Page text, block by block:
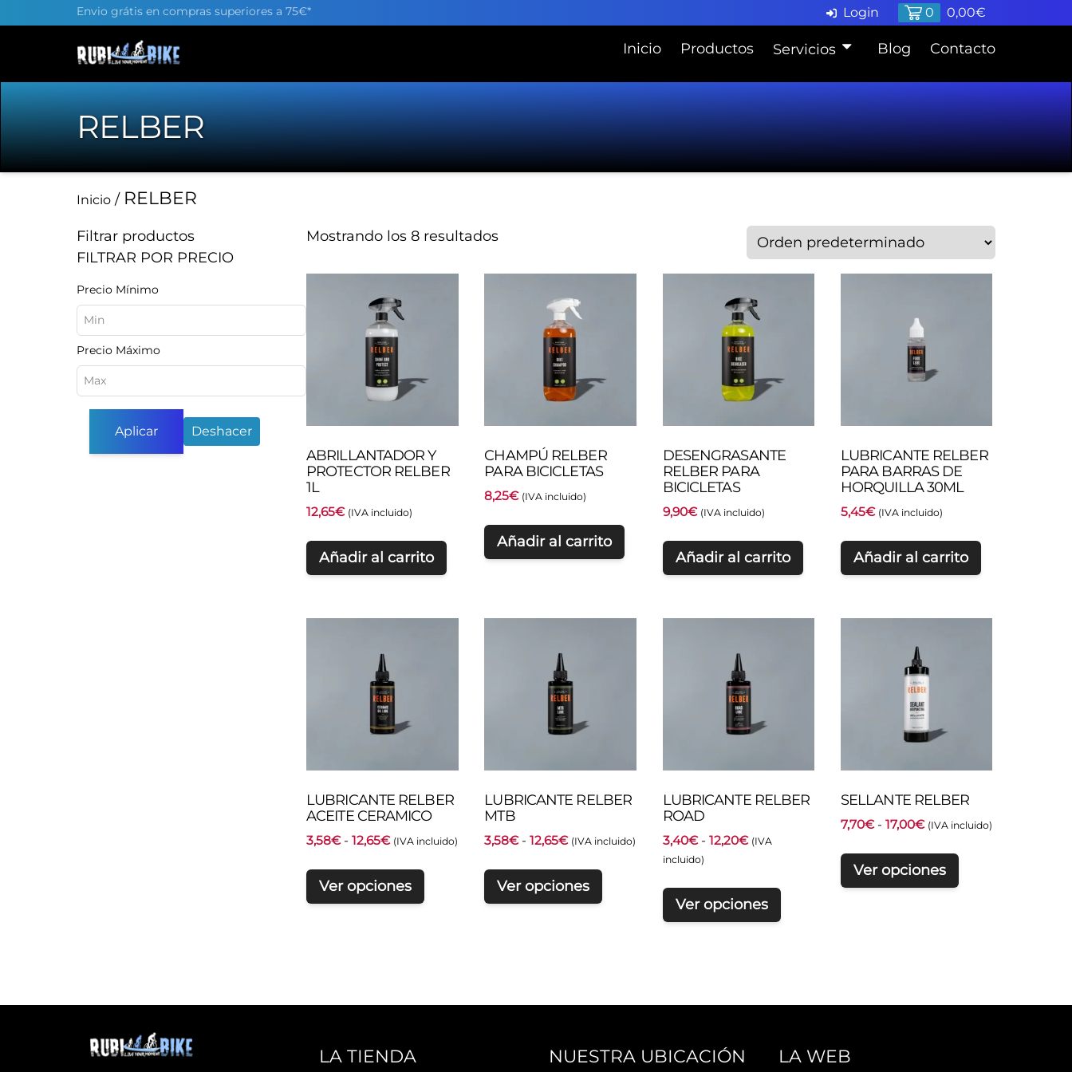
Envio grátis en compras superiores a 75€* Login 0 0,00€
Inicio Productos Servicios
Pide cita en Taller
Finaciación
Blog Contacto
RELBER
Inicio / RELBER
Filtrar productos
FILTRAR POR PRECIO
Precio Mínimo
Precio Máximo
Aplicar Deshacer
Mostrando los 8 resultados
ABRILLANTADOR Y
PROTECTOR RELBER
1L
12,65€ (IVA incluido)
Añadir al carrito
CHAMPÚ RELBER
PARA BICICLETAS
8,25€ (IVA incluido)
Añadir al carrito
DESENGRASANTE
RELBER PARA
BICICLETAS
9,90€ (IVA incluido)
Añadir al carrito
LUBRICANTE RELBER
PARA BARRAS DE
HORQUILLA 30ML
5,45€ (IVA incluido)
Añadir al carrito
LUBRICANTE RELBER
ACEITE CERAMICO
3,58€ - 12,65€Rango
precios:
desde
(IVA incluido)
Ver opciones
LUBRICANTE RELBER
MTB
3,58€ - 12,65€Rango
precios:
desde
(IVA incluido)
Ver opciones
LUBRICANTE RELBER
ROAD
3,40€ - 12,20€Rango
desde
3,40€
(IVA
incluido)
Ver opciones
SELLANTE RELBER
7,70€ - 17,00€Rango
precios:
desde
(IVA incluido)
Ver opciones
LA TIENDA NUESTRA UBICACIÓN LA WEB